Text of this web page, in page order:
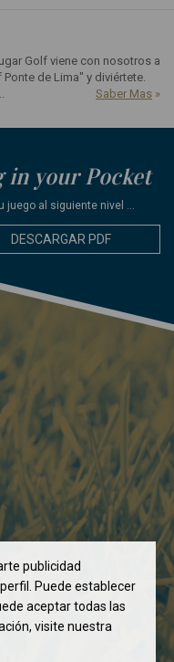
Golf viene con nosotros a
de Lima" y diviértete.
Saber Mas »
in your Pocket
juego al siguiente nivel ...
DESCARGAR PDF
publicidad
Puede establecer
aceptar todas las
visite nuestra